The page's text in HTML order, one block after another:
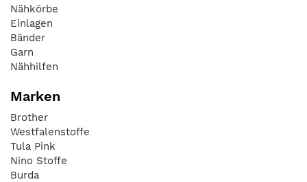
Nähkörbe
Einlagen
Bänder
Garn
Nähhilfen
Marken
Brother
Westfalenstoffe
Tula Pink
Nino Stoffe
Burda